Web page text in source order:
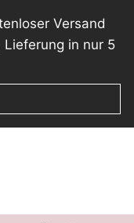
Versand
Lieferung in nur 5